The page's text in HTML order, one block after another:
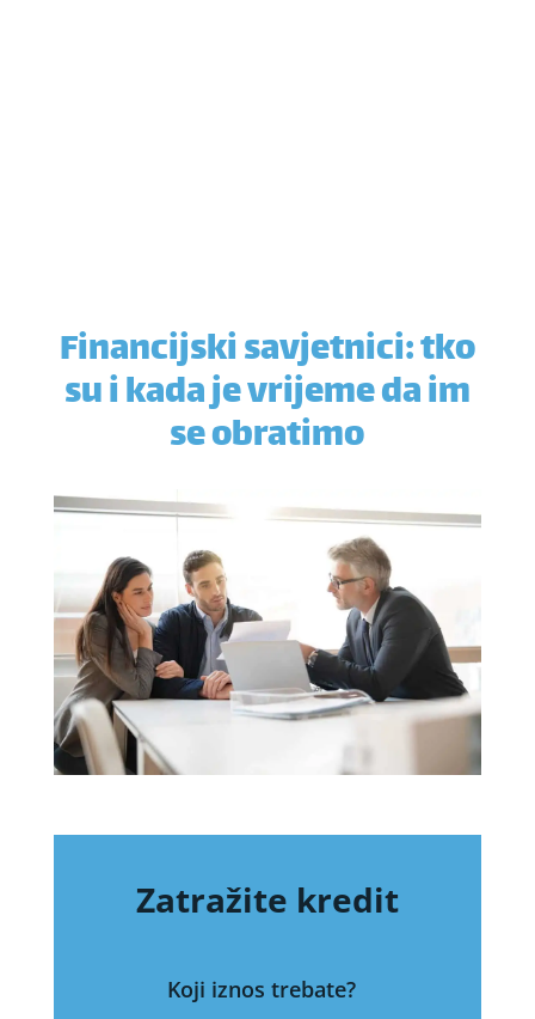
Financijski savjetnici: tko
su i kada je vrijeme da im
se obratimo
Zatražite kredit
Koji iznos trebate?